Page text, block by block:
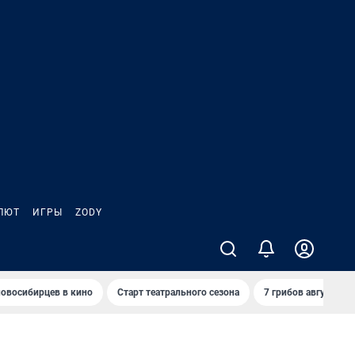
ИГРЫ ZODY
в кино Старт театрального сезона 7 грибов августа